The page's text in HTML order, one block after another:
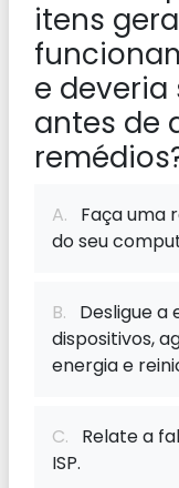
itens
e
antes de
A. Faça uma
do seu
B. Desligue a
dispositivos,
energia e
C. Relate a
ISP.